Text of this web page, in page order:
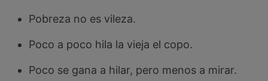
Pobreza no es vileza.
Poco a poco hila la vieja el copo.
Poco se gana a hilar, pero menos a mirar.